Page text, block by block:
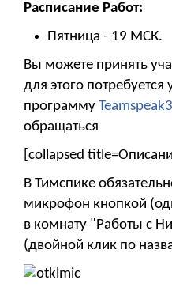
Расписание Работ:
Пятница - 19 МСК.
Вы можете принять
для этого потребуется
программу Teamspeak3
обращаться
[collapsed
В Тимспике
микрофон кнопкой
в комнату "Работы с
(двойной клик по